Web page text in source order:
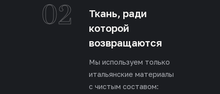
02
Ткань, ради
которой
возвращаются
Мы используем только
итальянские материалы
с чистым составом: